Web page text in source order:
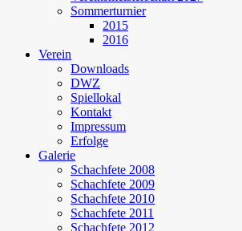
Sommerturnier
2015
2016
Verein
Downloads
DWZ
Spiellokal
Kontakt
Impressum
Erfolge
Galerie
Schachfete 2008
Schachfete 2009
Schachfete 2010
Schachfete 2011
Schachfete 2012